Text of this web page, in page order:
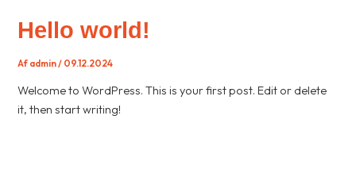
Hello world!
Af admin/ 09.12.2024
Welcome to WordPress. This is your first post. Edit or delete
it, then start writing!